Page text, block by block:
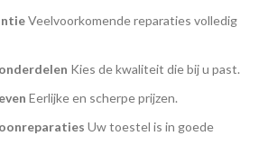
Veelvoorkomende reparaties volledig
Kies de kwaliteit die bij u past.
Eerlijke en scherpe prijzen.
Uw toestel is in goede